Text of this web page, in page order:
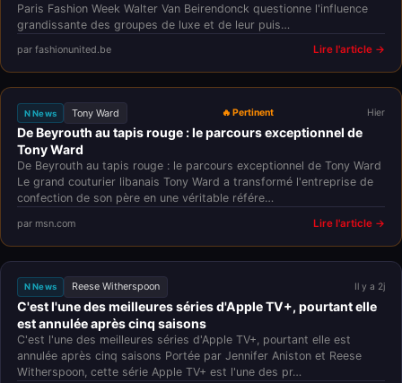
Paris Fashion Week Walter Van Beirendonck questionne l'influence
grandissante des groupes de luxe et de leur puis…
par fashionunited.be Lire l'article →
N News Tony Ward 🔥 Pertinent Hier
De Beyrouth au tapis rouge : le parcours exceptionnel de
Tony Ward
De Beyrouth au tapis rouge : le parcours exceptionnel de Tony Ward
Le grand couturier libanais Tony Ward a transformé l'entreprise de
confection de son père en une véritable référe…
par msn.com Lire l'article →
N News Reese Witherspoon Il y a 2j
C'est l'une des meilleures séries d'Apple TV+, pourtant elle
est annulée après cinq saisons
C'est l'une des meilleures séries d'Apple TV+, pourtant elle est
annulée après cinq saisons Portée par Jennifer Aniston et Reese
Witherspoon, cette série Apple TV+ est l'une des pr…